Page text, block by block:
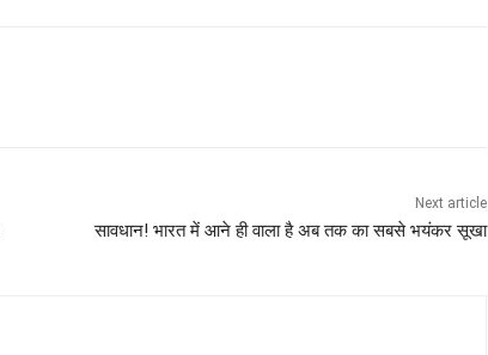
Next article
सावधान! भारत में आने ही वाला है अब तक का सबसे भयंकर सूखा